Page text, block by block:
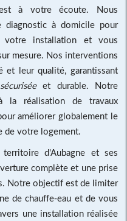
à votre écoute. Nous
diagnostic à domicile pour
votre installation et vous
mesure. Nos interventions
et leur qualité, garantissant
sécuriséeet durable. Notre
la réalisation de travaux
améliorer globalement le
de votre logement.
d'Aubagne et ses
complète et une prise
Notre objectif est de limiter
de chauffe-eau et de vous
une installation réalisée